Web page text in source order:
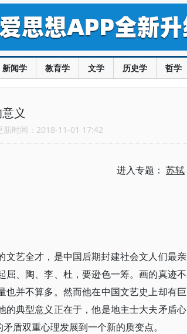
新闻学 教育学 文学 历史学 哲学
义
时间：2018-11-01 17:42
进入专题： 苏轼
艺全才，是中国后期封建社会文人们最亲
、陶、李、杜，要逊色一筹。画的真迹不
并不算多。然而他在中国文艺史上却有巨
典型意义正在于，他是地主士大夫矛盾心
盾双重心理发展到一个新的质变点。